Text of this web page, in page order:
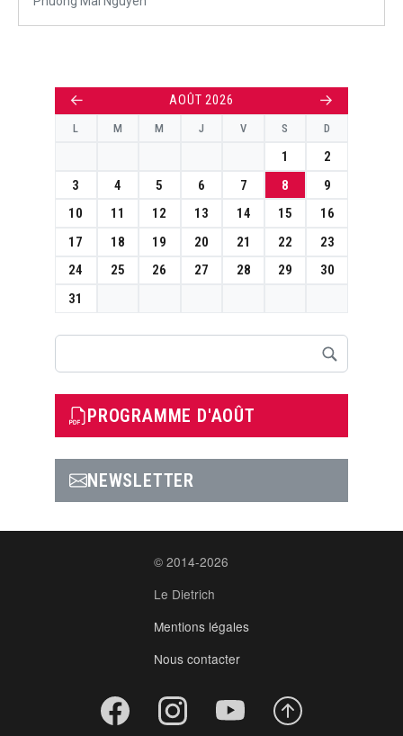
← AOÛT 2026 →
L M M J V S D
1
2
3
4 5 6 7 8
9
10
11 12 13 14 15
16
17
18 19 20 21 22
23
24
25 26 27 28 29
30
31
PROGRAMME D'AOÛT
NEWSLETTER
© 2014-2026
Le Dietrich
Mentions légales
Nous contacter